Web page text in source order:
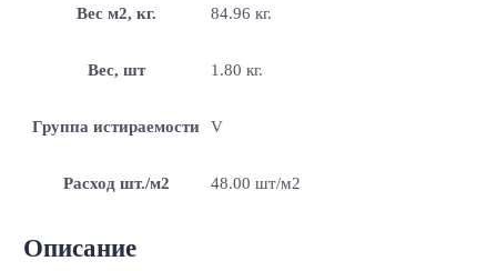
Вес м2, кг. 84.96 кг.
Вес, шт 1.80 кг.
Группа истираемости V
Расход шт./м2 48.00 шт/м2
Описание